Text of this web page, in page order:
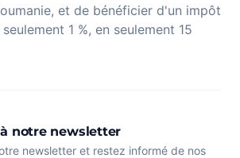
et de bénéficier d'un impôt
1 %, en seulement 15
notre newsletter
newsletter et restez informé de nos